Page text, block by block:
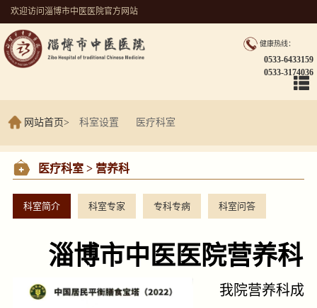
欢迎访问淄博市中医医院官方网站
健康热线：
0533-6433159
0533-3174036
网站首页> 科室设置 医疗科室
营养科
医疗科室 > 营养科
科室简介 科室专家 专科专病 科室问答
淄博市中医医院营养科
我院营养科成